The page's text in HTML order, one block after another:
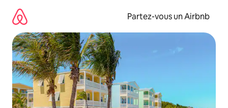
directement
contenu
Partez-vous un Airbnb